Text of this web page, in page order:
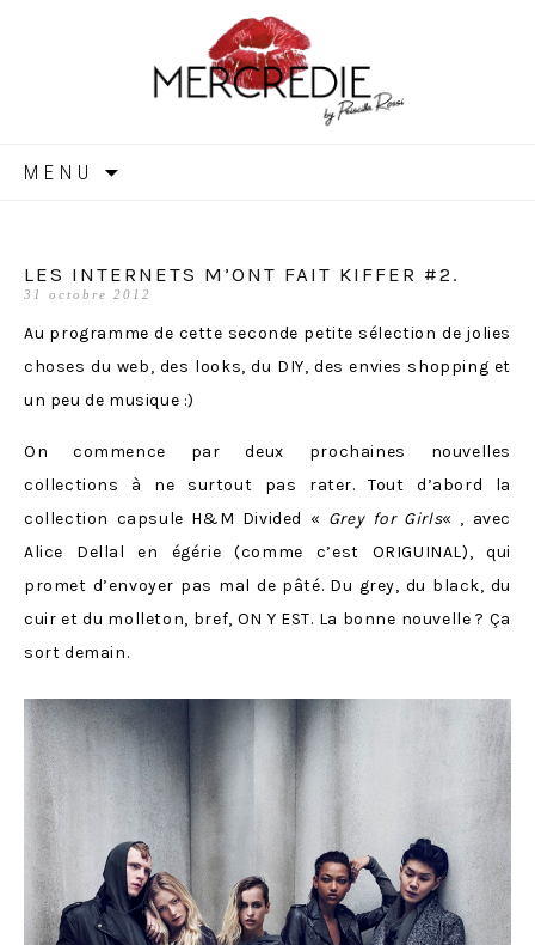
MERCREDIE
MENU
LES INTERNETS M’ONT FAIT KIFFER #2.
31 octobre 2012
Au programme de cette seconde petite sélection de jolies
choses du web, des looks, du DIY, des envies shopping et
un peu de musique :)
On commence par deux prochaines nouvelles
collections à ne surtout pas rater. Tout d’abord la
collection capsule H&M Divided « Grey for Girls« , avec
Alice Dellal en égérie (comme c’est ORIGUINAL), qui
promet d’envoyer pas mal de pâté. Du grey, du black, du
cuir et du molleton, bref, ON Y EST. La bonne nouvelle ? Ça
sort demain.